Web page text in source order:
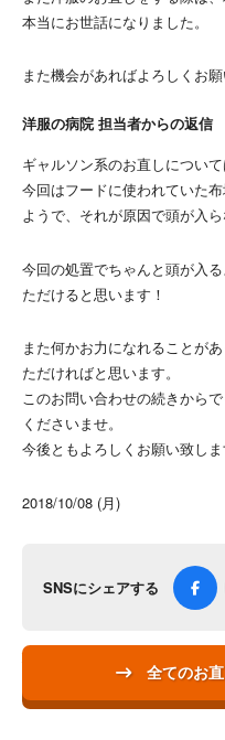
本当にお世話になりました。
また機会があればよろしくお願
洋服の病院 担当者からの返信
ギャルソン系のお直しについ
今回はフードに使われていた
ようで、それが原因で頭が入
今回の処置でちゃんと頭が入
ただけると思います！
また何かお力になれることが
ただければと思います。
このお問い合わせの続きから
くださいませ。
今後ともよろしくお願い致しま
2018/10/08 (月)
SNSにシェアする
全てのお